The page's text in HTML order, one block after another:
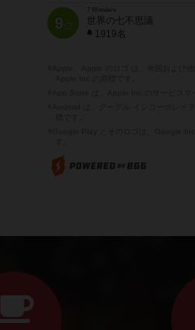
9位
7 Wonders
世界の七不思議
1919名